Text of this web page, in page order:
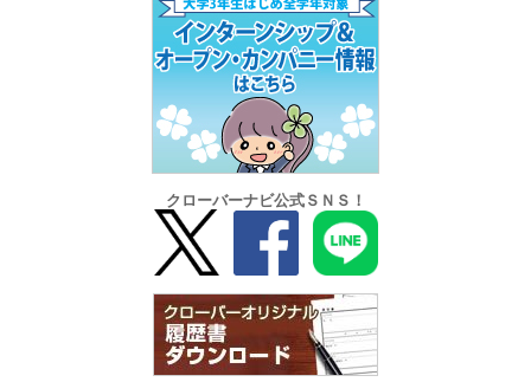
クローバーナビ公式ＳＮＳ！